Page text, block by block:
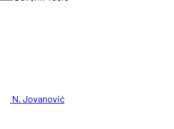
N. Jovanović